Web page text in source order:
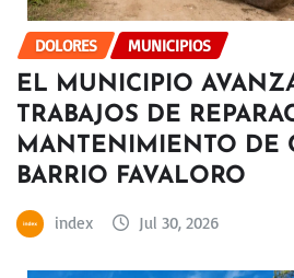
DOLORES MUNICIPIOS
EL MUNICIPIO
TRABAJOS DE
MANTENIMIENTO DE
BARRIO FAVALORO
index Jul 30, 2026